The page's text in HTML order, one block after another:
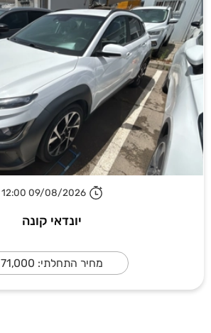
09/08/2026 12:00
יונדאי קונה
מחיר התחלתי: 71,000